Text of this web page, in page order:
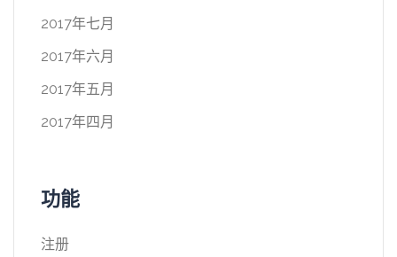
2017年七月
2017年六月
2017年五月
2017年四月
功能
注册